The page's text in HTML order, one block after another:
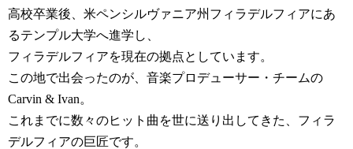
高校卒業後、米ペンシルヴァニア州フィラデルフィアにあ
るテンプル大学へ進学し、
フィラデルフィアを現在の拠点としています。
この地で出会ったのが、音楽プロデューサー・チームの
Carvin & Ivan。
これまでに数々のヒット曲を世に送り出してきた、フィラ
デルフィアの巨匠です。